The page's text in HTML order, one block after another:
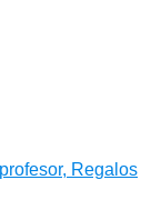
Regalos